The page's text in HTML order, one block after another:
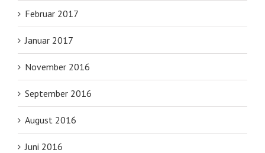
Februar 2017
Januar 2017
November 2016
September 2016
August 2016
Juni 2016